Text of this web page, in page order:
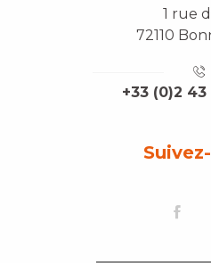
1 rue
72110
+33 (0)2